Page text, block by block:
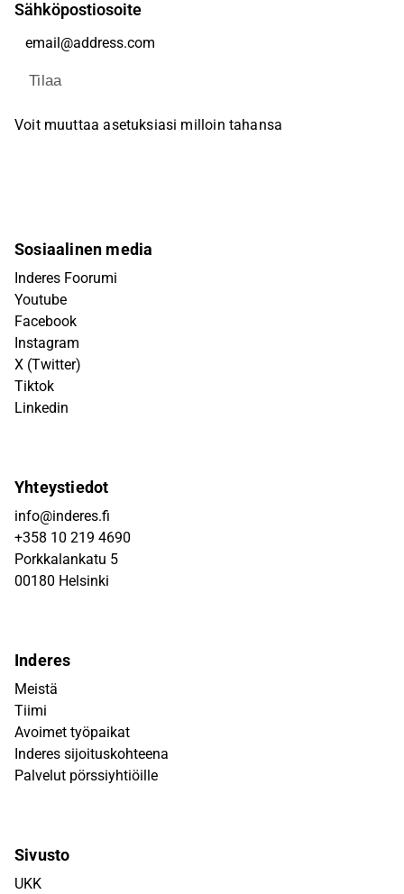
Sähköpostiosoite
Tilaa
Voit muuttaa asetuksiasi milloin tahansa
Sosiaalinen media
Inderes Foorumi
Youtube
Facebook
Instagram
X (Twitter)
Tiktok
Linkedin
Yhteystiedot
info@inderes.fi
+358 10 219 4690
Porkkalankatu 5
00180 Helsinki
Inderes
Meistä
Tiimi
Avoimet työpaikat
Inderes sijoituskohteena
Palvelut pörssiyhtiöille
Sivusto
UKK